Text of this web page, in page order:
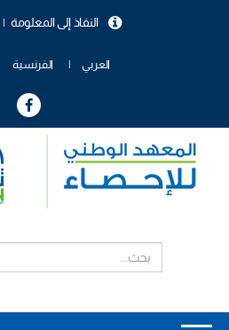
النفاذ إلى المعلومة
العربي الفرنسية